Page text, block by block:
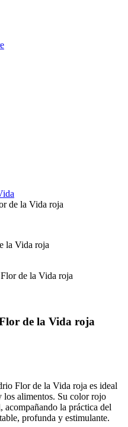
de la Vida roja
de la Vida roja
Flor de la Vida roja es ideal
los alimentos. Su color rojo
acompañando la práctica del
profunda y estimulante.